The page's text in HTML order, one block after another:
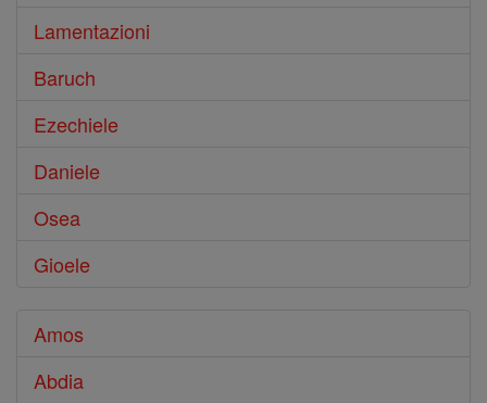
Lamentazioni
Baruch
Ezechiele
Daniele
Osea
Gioele
Amos
Abdia